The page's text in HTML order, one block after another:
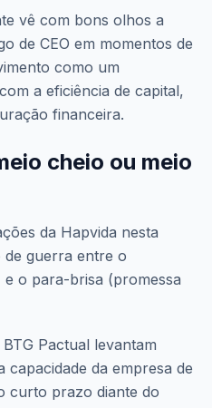
vê com bons olhos a
de CEO em momentos de
como um
a eficiência de capital,
financeira.
cheio ou meio
da Hapvida nesta
guerra entre o
o para-brisa (promessa
Pactual levantam
da empresa de
curto prazo diante do